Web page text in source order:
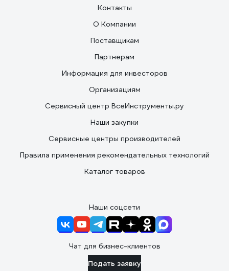
Контакты
О Компании
Поставщикам
Партнерам
Информация для инвесторов
Организациям
Сервисный центр ВсеИнструменты.ру
Наши закупки
Сервисные центры производителей
Правила применения рекомендательных технологий
Каталог товаров
Наши соцсети
Чат для бизнес-клиентов
Подать заявку